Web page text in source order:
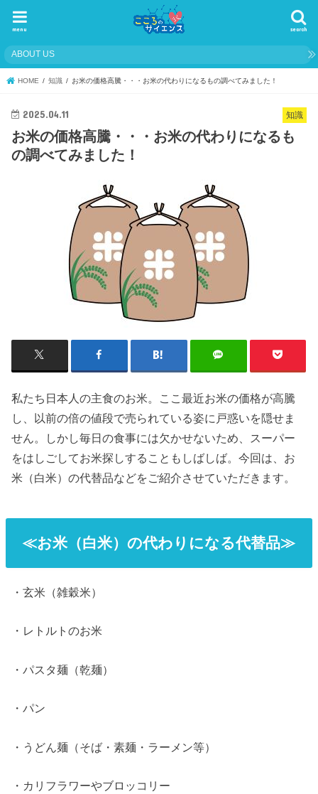
search
menu
ABOUT US
HOME 知識 お米の価格高騰・・・お米の代わりになるもの調べてみました！
知識
2025.04.11
お米の価格高騰・・・お米の代わりになるも
の調べてみました！
私たち日本人の主食のお米。ここ最近お米の価格が高騰
し、以前の倍の値段で売られている姿に戸惑いを隠せま
せん。しかし毎日の食事には欠かせないため、スーパー
をはしごしてお米探しすることもしばしば。今回は、お
米（白米）の代替品などをご紹介させていただきます。
≪お米（白米）の代わりになる代替品≫
・玄米（雑穀米）
・レトルトのお米
・パスタ麺（乾麺）
・パン
・うどん麺（そば・素麺・ラーメン等）
・カリフラワーやブロッコリー